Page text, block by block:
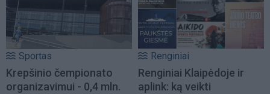
Sportas
Krepšinio čempionato
organizavimui - 0,4 mln.
Renginiai
Renginiai Klaipėdoje ir
aplink: ką veikti